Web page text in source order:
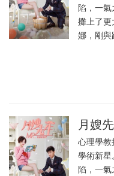
陷，一
攤上了
娜，剛
月嫂
心理學
學術新
陷，一